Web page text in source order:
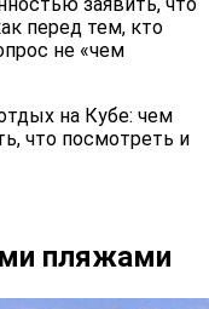
перед тем, кто
не «чем
на Кубе: чем
что посмотреть и
пляжами